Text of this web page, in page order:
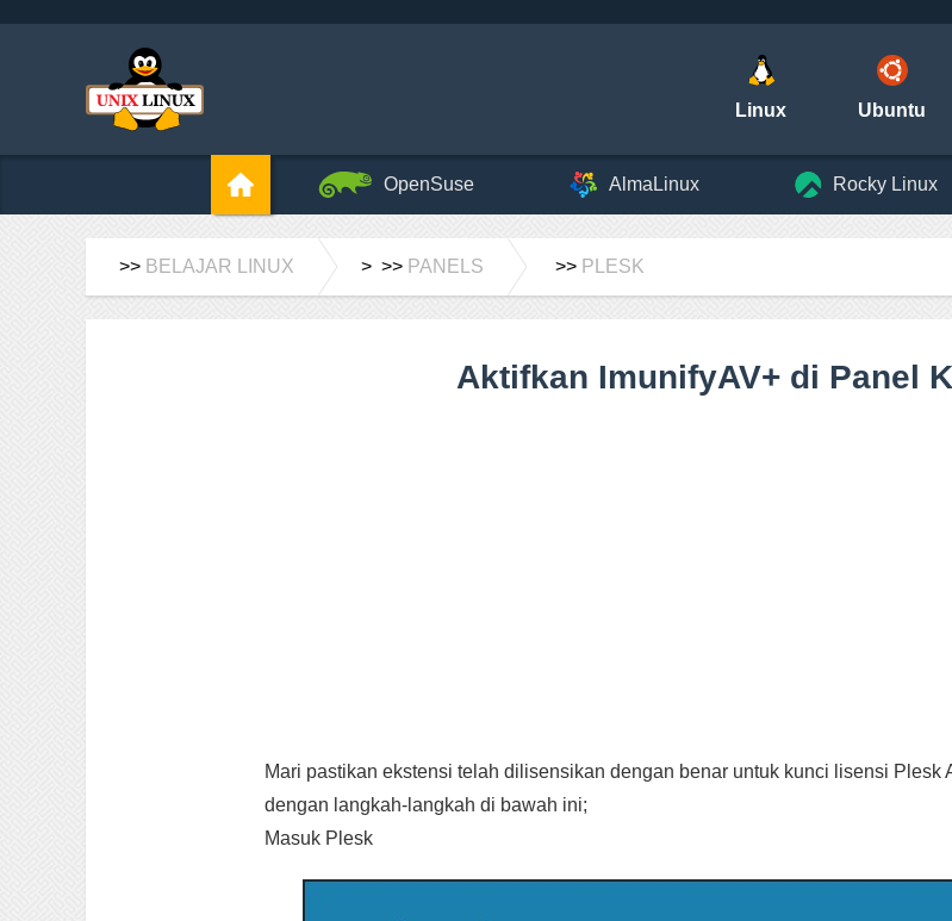
Linux Ubuntu
OpenSuse AlmaLinux Rocky Linux
>> BELAJAR LINUX > >> PANELS >> PLESK
Aktifkan ImunifyAV+ di Panel
Mari pastikan ekstensi telah dilisensikan dengan benar untuk kunci lisensi
dengan langkah-langkah di bawah ini;
Masuk Plesk